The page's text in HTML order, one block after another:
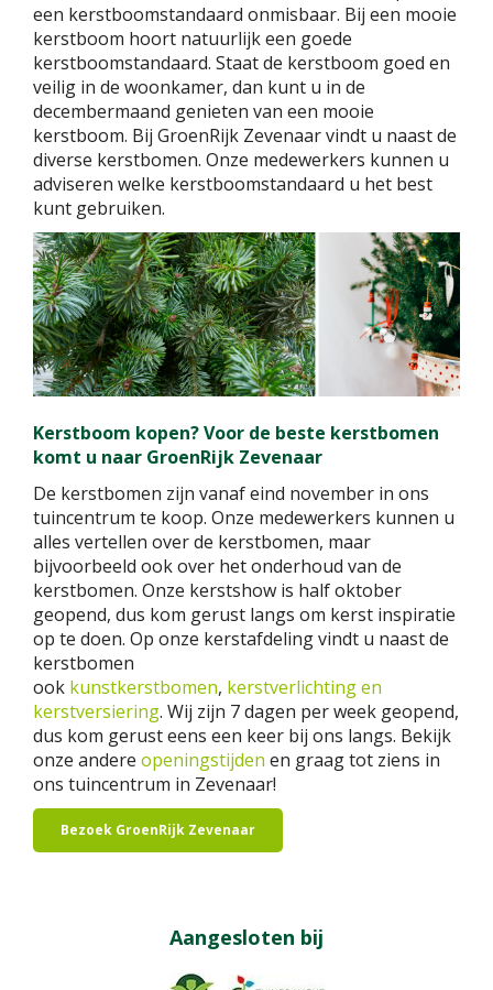
een kerstboomstandaard onmisbaar. Bij een mooie
kerstboom hoort natuurlijk een goede
kerstboomstandaard. Staat de kerstboom goed en
veilig in de woonkamer, dan kunt u in de
decembermaand genieten van een mooie
kerstboom. Bij GroenRijk Zevenaar vindt u naast de
diverse kerstbomen. Onze medewerkers kunnen u
adviseren welke kerstboomstandaard u het best
kunt gebruiken.
Kerstboom kopen? Voor de beste kerstbomen
komt u naar GroenRijk Zevenaar
De kerstbomen zijn vanaf eind november in ons
tuincentrum te koop. Onze medewerkers kunnen u
alles vertellen over de kerstbomen, maar
bijvoorbeeld ook over het onderhoud van de
kerstbomen. Onze kerstshow is half oktober
geopend, dus kom gerust langs om kerst inspiratie
op te doen. Op onze kerstafdeling vindt u naast de
kerstbomen
ook kunstkerstbomen, kerstverlichting en
kerstversiering. Wij zijn 7 dagen per week geopend,
dus kom gerust eens een keer bij ons langs. Bekijk
onze andere openingstijden en graag tot ziens in
ons tuincentrum in Zevenaar!
Bezoek GroenRijk Zevenaar
Aangesloten bij